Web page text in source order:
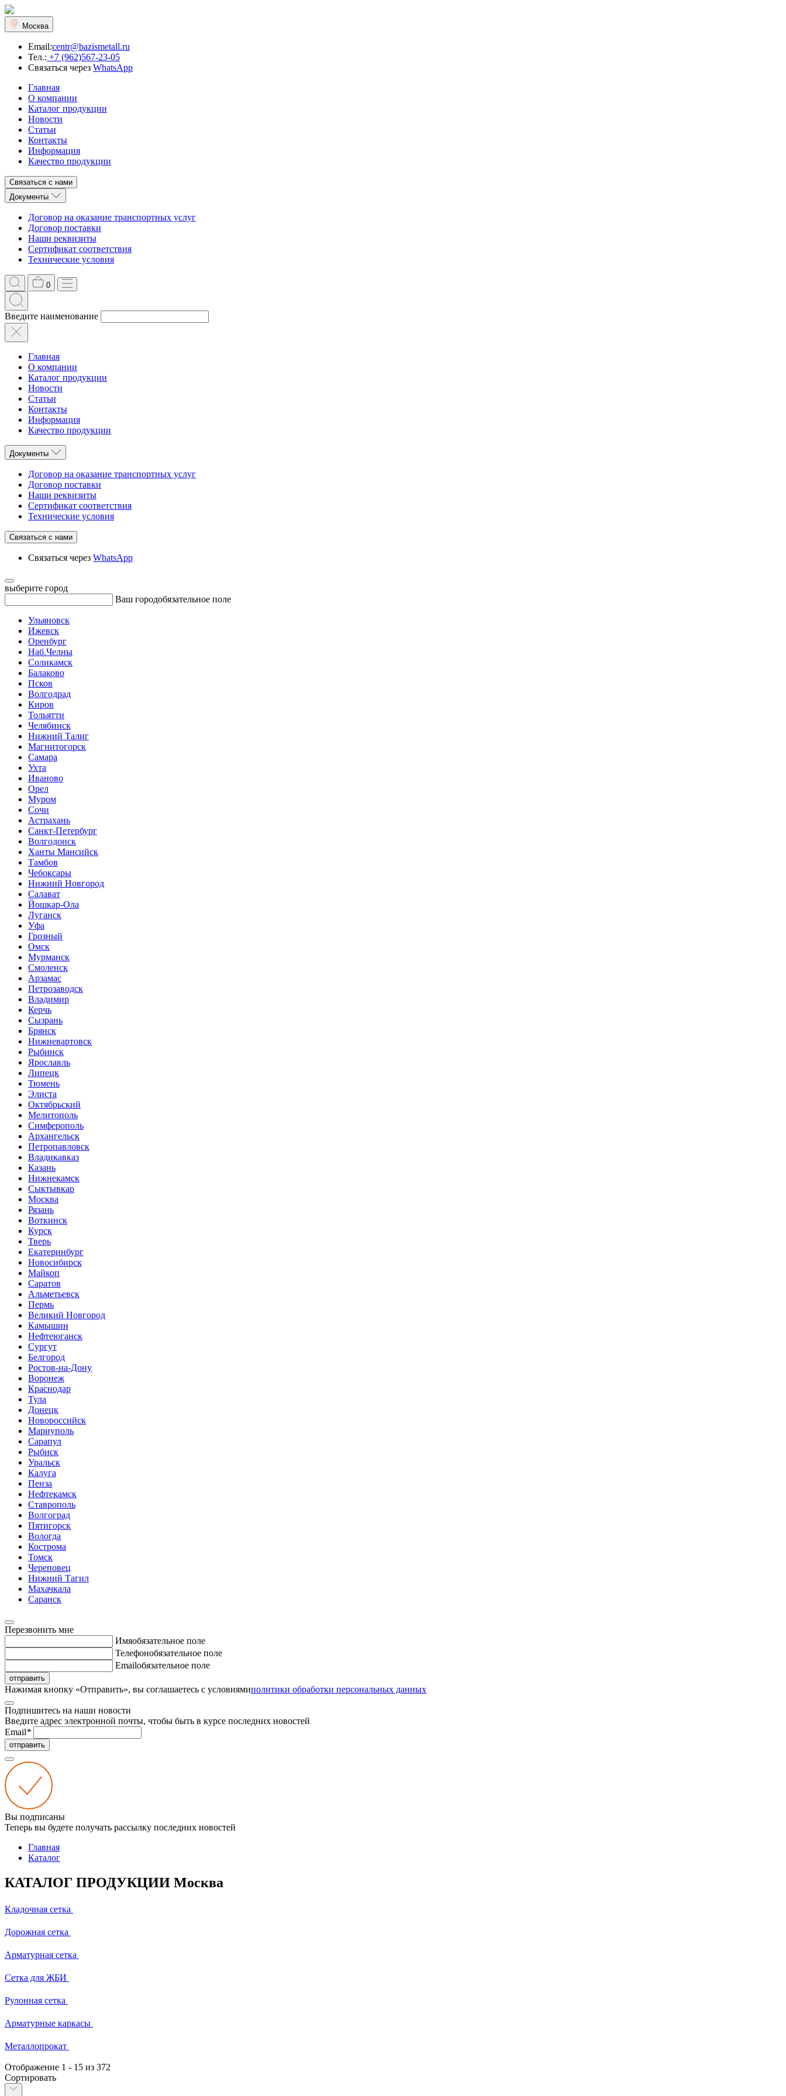
Москва
Email:centr@bazismetall.ru
Тел.: +7 (962)567-23-05
Связаться через WhatsApp
Главная
О компании
Каталог продукции
Новости
Статьи
Контакты
Информация
Качество продукции
Связаться с нами
Документы
Договор на оказание транспортных услуг
Договор поставки
Наши реквизиты
Сертификат соответствия
Технические условия
0
Введите наименование
Главная
О компании
Каталог продукции
Новости
Статьи
Контакты
Информация
Качество продукции
Документы
Договор на оказание транспортных услуг
Договор поставки
Наши реквизиты
Сертификат соответствия
Технические условия
Связаться с нами
Связаться через WhatsApp
выберите город
Ваш городобязательное поле
Ульяновск
Ижевск
Оренбург
Наб.Челны
Соликамск
Балаково
Псков
Волгодрад
Киров
Тольятти
Челябинск
Нижний Талиг
Магнитогорск
Самара
Ухта
Иваново
Орел
Муром
Сочи
Астрахань
Санкт-Петербург
Волгодонск
Ханты Мансийск
Тамбов
Чебоксары
Нижний Новгород
Салават
Йошкар-Ола
Луганск
Уфа
Грозный
Омск
Мурманск
Смоленск
Арзамас
Петрозаводск
Владимир
Керчь
Сызрань
Брянск
Нижневартовск
Рыбинск
Ярославль
Липецк
Тюмень
Элиста
Октябрьский
Мелитополь
Симферополь
Архангельск
Петропавловск
Владикавказ
Казань
Нижнекамск
Сыктывкар
Москва
Рязань
Воткинск
Курск
Тверь
Екатеринбург
Новосибирск
Майкоп
Саратов
Альметьевск
Пермь
Великий Новгород
Камышин
Нефтеюганск
Сургут
Белгород
Ростов-на-Дону
Воронеж
Краснодар
Тула
Донецк
Новороссийск
Мариуполь
Сарапул
Рыбиск
Уральск
Калуга
Пенза
Нефтекамск
Ставрополь
Волгоград
Пятигорск
Вологда
Кострома
Томск
Череповец
Нижний Тагил
Махачкала
Саранск
Перезвонить мне
Имяобязательное поле
Телефонобязательное поле
Emailобязательное поле
отправить
Нажимая кнопку «Отправить», вы соглашаетесь с условиямиполитики обработки персональных данных
Подпишитесь на наши новости
Введите адрес электронной почты, чтобы быть в курсе последних новостей
Email*
отправить
Вы подписаны
Теперь вы будете получать рассылку последних новостей
Главная
Каталог
КАТАЛОГ ПРОДУКЦИИ Москва
Кладочная сетка
Дорожная сетка
Арматурная сетка
Сетка для ЖБИ
Рулонная сетка
Арматурные каркасы
Металлопрокат
Отображение 1 - 15 из 372
Сортировать